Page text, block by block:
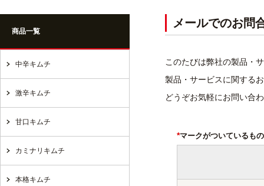
メールでのお問
このたびは弊社の製品・
製品・サービスに関する
どうぞお気軽にお問い合
*マークがついているも
商品一覧
中辛キムチ
激辛キムチ
甘口キムチ
カミナリキムチ
本格キムチ